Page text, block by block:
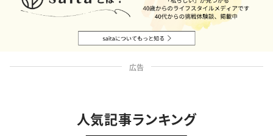
広告
人気記事ランキング